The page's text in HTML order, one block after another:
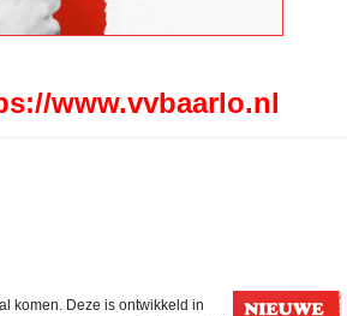
www.vvbaarlo.nl
komen. Deze is ontwikkeld in